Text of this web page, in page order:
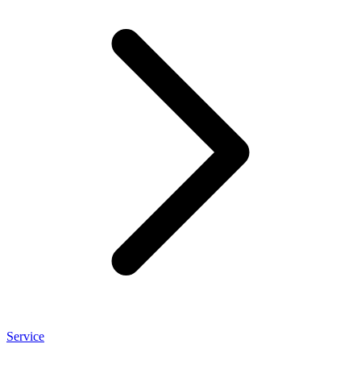
Service